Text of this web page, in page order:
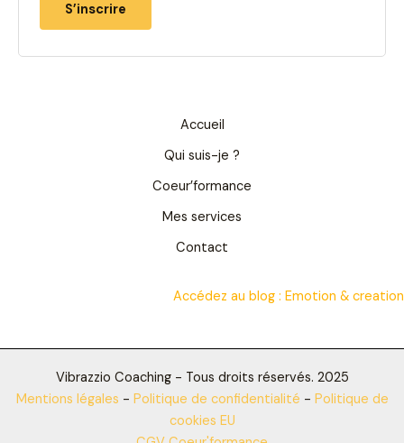
S’inscrire
Accueil
Qui suis-je ?
Coeur’formance
Mes services
Contact
Accédez au blog : Emotion & creation
Vibrazzio Coaching - Tous droits réservés. 2025
Mentions légales - Politique de confidentialité - Politique de
cookies EU